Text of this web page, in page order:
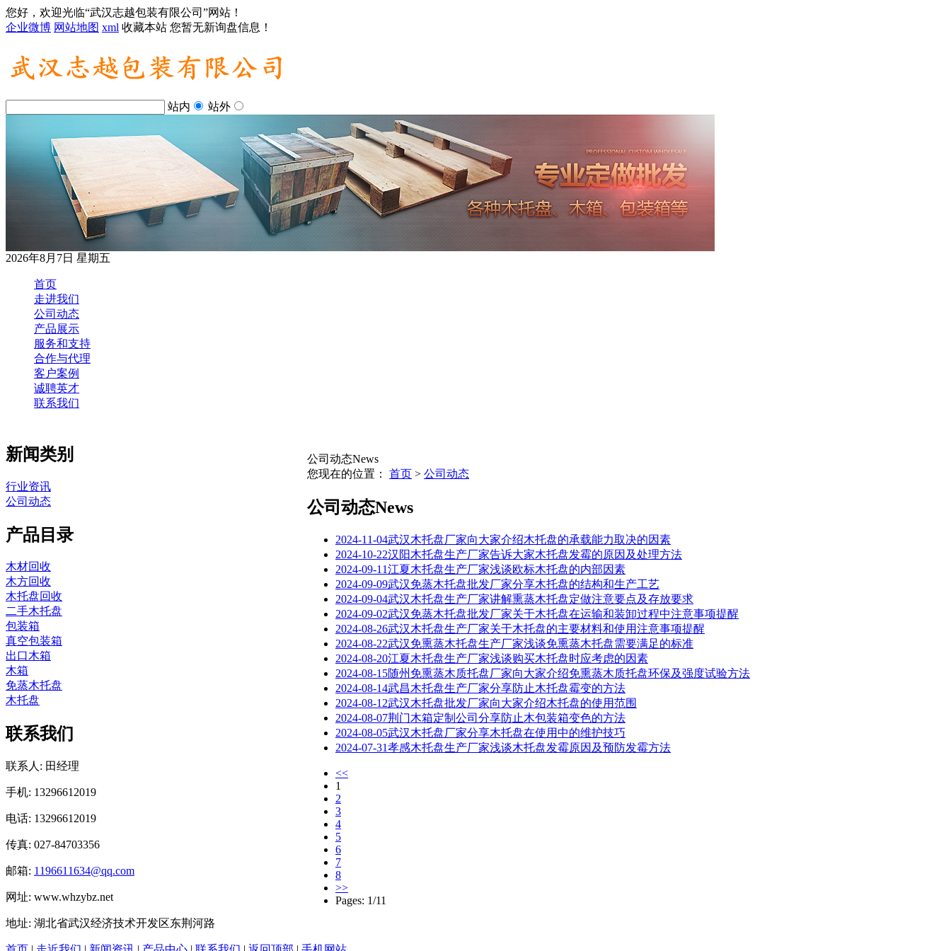
您好，欢迎光临“武汉志越包装有限公司”网站！
企业微博 网站地图 xml 收藏本站 您暂无新询盘信息！
站内 站外
2026年8月7日 星期五
首页
走进我们
公司动态
产品展示
服务和支持
合作与代理
客户案例
诚聘英才
联系我们
新闻类别
行业资讯
公司动态
产品目录
木材回收
木方回收
木托盘回收
二手木托盘
包装箱
真空包装箱
出口木箱
木箱
免蒸木托盘
木托盘
联系我们
联系人: 田经理
手机: 13296612019
电话: 13296612019
传真: 027-84703356
邮箱: 1196611634@qq.com
网址: www.whzybz.net
地址: 湖北省武汉经济技术开发区东荆河路
公司动态News
您现在的位置： 首页 > 公司动态
公司动态News
2024-11-04武汉木托盘厂家向大家介绍木托盘的承载能力取决的因素
2024-10-22汉阳木托盘生产厂家告诉大家木托盘发霉的原因及处理方法
2024-09-11江夏木托盘生产厂家浅谈欧标木托盘的内部因素
2024-09-09武汉免蒸木托盘批发厂家分享木托盘的结构和生产工艺
2024-09-04武汉木托盘生产厂家讲解熏蒸木托盘定做注意要点及存放要求
2024-09-02武汉免蒸木托盘批发厂家关于木托盘在运输和装卸过程中注意事项提醒
2024-08-26武汉木托盘生产厂家关于木托盘的主要材料和使用注意事项提醒
2024-08-22武汉免熏蒸木托盘生产厂家浅谈免熏蒸木托盘需要满足的标准
2024-08-20江夏木托盘生产厂家浅谈购买木托盘时应考虑的因素
2024-08-15随州免熏蒸木质托盘厂家向大家介绍免熏蒸木质托盘环保及强度试验方法
2024-08-14武昌木托盘生产厂家分享防止木托盘霉变的方法
2024-08-12武汉木托盘批发厂家向大家介绍木托盘的使用范围
2024-08-07荆门木箱定制公司分享防止木包装箱变色的方法
2024-08-05武汉木托盘厂家分享木托盘在使用中的维护技巧
2024-07-31孝感木托盘生产厂家浅谈木托盘发霉原因及预防发霉方法
<<
1
2
3
4
5
6
7
8
>>
Pages: 1/11